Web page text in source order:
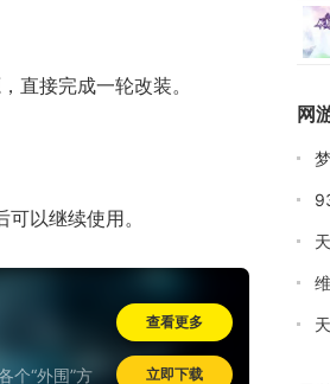
直接完成一轮改装。
以继续使用。
个“外围”方
查看更多
立即下载
网